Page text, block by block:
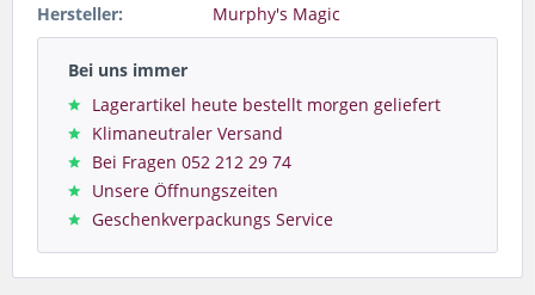
Hersteller:
Murphy's Magic
Bei uns immer
Lagerartikel heute bestellt morgen geliefert
Klimaneutraler Versand
Bei Fragen 052 212 29 74
Unsere Öffnungszeiten
Geschenkverpackungs Service